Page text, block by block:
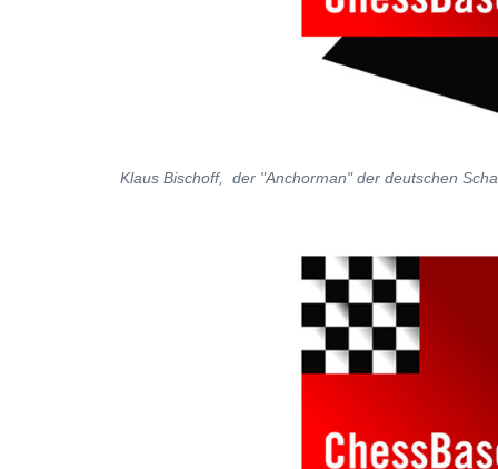
Klaus Bischoff, der "Anchorman" der deutschen